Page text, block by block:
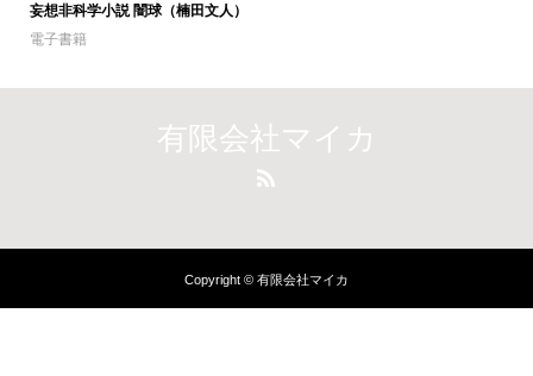
妄想非科学小説 闇球（楠田文人）
電子書籍
有限会社マイカ
Copyright © 有限会社マイカ